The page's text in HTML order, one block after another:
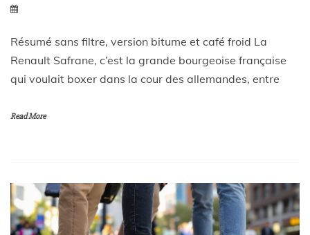
Résumé sans filtre, version bitume et café froid La
Renault Safrane, c’est la grande bourgeoise française
qui voulait boxer dans la cour des allemandes, entre
Read More